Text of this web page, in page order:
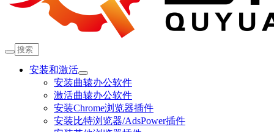
安装和激活
安装曲辕办公软件
激活曲辕办公软件
安装Chrome浏览器插件
安装比特浏览器/AdsPower插件